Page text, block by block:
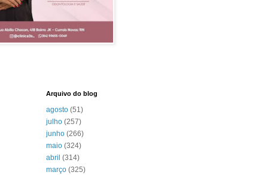
Arquivo do blog
agosto (51)
julho (257)
junho (266)
maio (324)
abril (314)
março (325)